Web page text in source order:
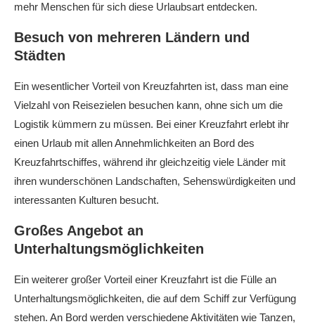
mehr Menschen für sich diese Urlaubsart entdecken.
Besuch von mehreren Ländern und
Städten
Ein wesentlicher Vorteil von Kreuzfahrten ist, dass man eine
Vielzahl von Reisezielen besuchen kann, ohne sich um die
Logistik kümmern zu müssen. Bei einer Kreuzfahrt erlebt ihr
einen Urlaub mit allen Annehmlichkeiten an Bord des
Kreuzfahrtschiffes, während ihr gleichzeitig viele Länder mit
ihren wunderschönen Landschaften, Sehenswürdigkeiten und
interessanten Kulturen besucht.
Großes Angebot an
Unterhaltungsmöglichkeiten
Ein weiterer großer Vorteil einer Kreuzfahrt ist die Fülle an
Unterhaltungsmöglichkeiten, die auf dem Schiff zur Verfügung
stehen. An Bord werden verschiedene Aktivitäten wie Tanzen,